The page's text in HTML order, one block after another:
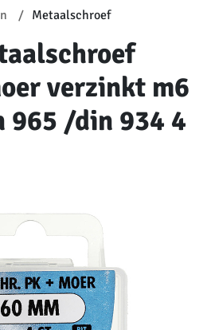
Metaalschroef
verzinkt m6
965 /din 934 4